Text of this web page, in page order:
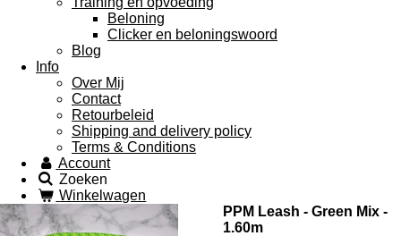
Beloning
Clicker en beloningswoord
Blog
Info
Over Mij
Contact
Retourbeleid
Shipping and delivery policy
Terms & Conditions
Account
Zoeken
Winkelwagen
PPM Leash - Green Mix -
1.60m